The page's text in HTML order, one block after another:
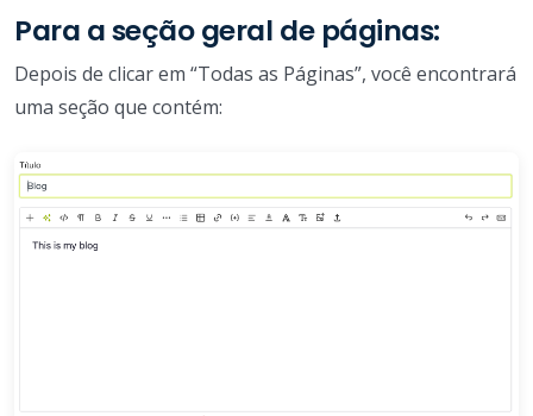
Para a seção geral de páginas:
Depois de clicar em “Todas as Páginas”, você encontrará
uma seção que contém: